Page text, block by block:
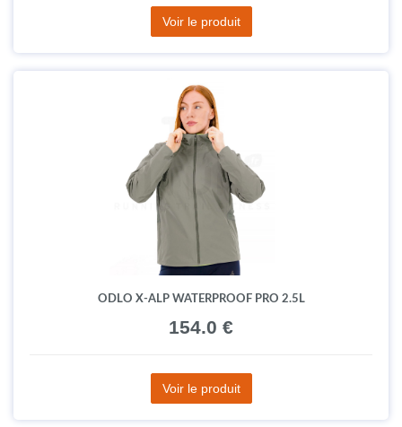
Voir le produit
ODLO X-ALP WATERPROOF PRO 2.5L
154.0 €
Voir le produit